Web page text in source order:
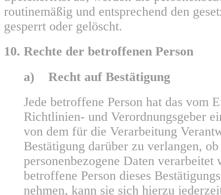
routinemäßig und entsprechend den
gesperrt oder gelöscht.
10. Rechte der betroffenen Person
a) Recht auf Bestätigung
Jede betroffene Person hat das vom
Richtlinien- und Verordnungsgeber
von dem für die Verarbeitung
Bestätigung darüber zu verlangen,
personenbezogene Daten verarbeitet
betroffene Person dieses
nehmen, kann sie sich hierzu